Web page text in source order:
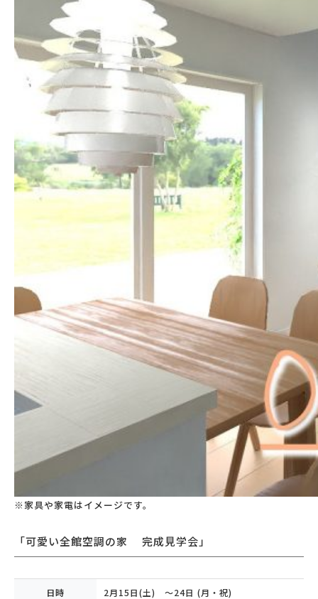
※家具や家電はイメージです。
「可愛い全館空調の家 完成見学会」
日時
2月15日(土) ～24日 (月・祝)